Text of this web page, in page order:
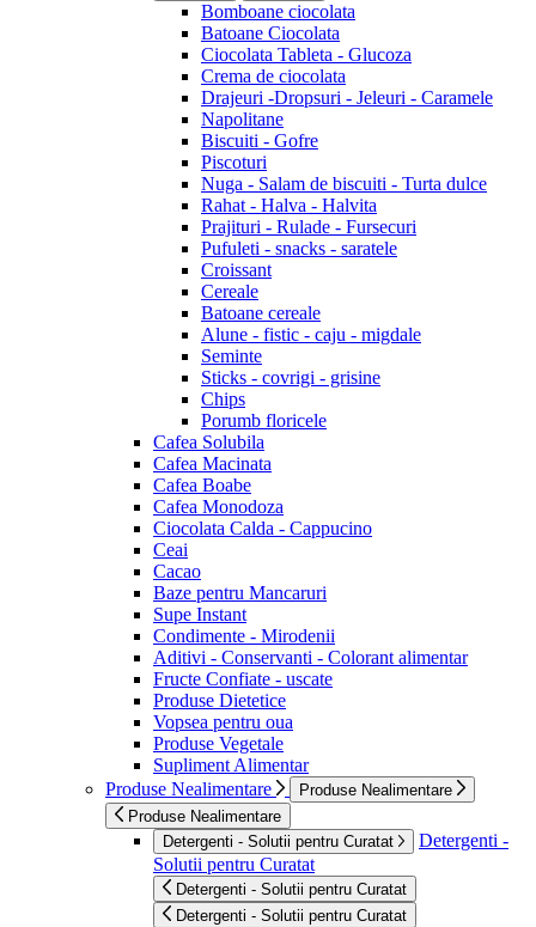
Bomboane ciocolata
Batoane Ciocolata
Ciocolata Tableta - Glucoza
Crema de ciocolata
Drajeuri -Dropsuri - Jeleuri - Caramele
Napolitane
Biscuiti - Gofre
Piscoturi
Nuga - Salam de biscuiti - Turta dulce
Rahat - Halva - Halvita
Prajituri - Rulade - Fursecuri
Pufuleti - snacks - saratele
Croissant
Cereale
Batoane cereale
Alune - fistic - caju - migdale
Seminte
Sticks - covrigi - grisine
Chips
Porumb floricele
Cafea Solubila
Cafea Macinata
Cafea Boabe
Cafea Monodoza
Ciocolata Calda - Cappucino
Ceai
Cacao
Baze pentru Mancaruri
Supe Instant
Condimente - Mirodenii
Aditivi - Conservanti - Colorant alimentar
Fructe Confiate - uscate
Produse Dietetice
Vopsea pentru oua
Produse Vegetale
Supliment Alimentar
Produse Nealimentare
Produse Nealimentare
Produse Nealimentare
Detergenti - Solutii pentru Curatat
Detergenti -
Solutii pentru Curatat
Detergenti - Solutii pentru Curatat
Detergenti - Solutii pentru Curatat